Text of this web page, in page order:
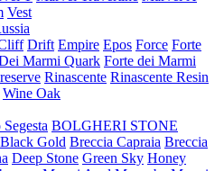
Vest
Drift Empire Epos Force Forte
Marmi Quark Forte dei Marmi
Rinascente Rinascente Resin
Wine Oak
BOLGHERI STONE
Black Gold Breccia Capraia Breccia
Deep Stone Green Sky Honey